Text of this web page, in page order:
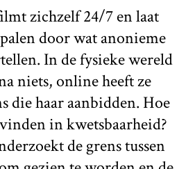
zichzelf 24/7 en laat
door wat anonieme
In de fysieke wereld
niets, online heeft ze
die haar aanbidden. Hoe
in kwetsbaarheid?
de grens tussen